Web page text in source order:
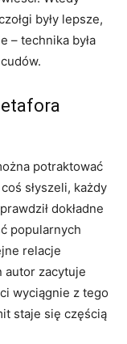
były lepsze,
– technika była
potraktować
słyszeli, każdy
dokładne
popularnych
relacje
autor zacytuje
wyciągnie z tego
staje się częścią